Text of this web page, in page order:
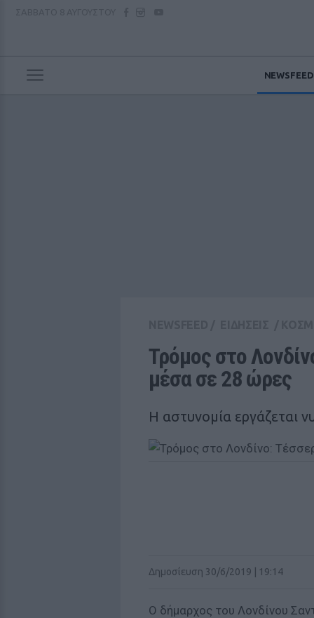
NEWSFEED
Τρόμος στο
μέσα σε 28 ώρες
H αστυνομία εργάζεται
Δημοσίευση 30/6/2019 | 19:14
Ο δήμαρχος του Λονδίνου